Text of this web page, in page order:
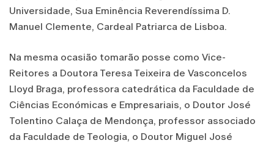
Universidade, Sua Eminência Reverendíssima D.
Manuel Clemente, Cardeal Patriarca de Lisboa.
Na mesma ocasião tomarão posse como Vice-
Reitores a Doutora Teresa Teixeira de Vasconcelos
Lloyd Braga, professora catedrática da Faculdade de
Ciências Económicas e Empresariais, o Doutor José
Tolentino Calaça de Mendonça, professor associado
da Faculdade de Teologia, o Doutor Miguel José